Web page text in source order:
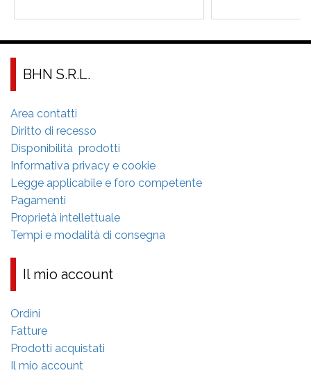
BHN S.R.L.
Area contatti
Diritto di recesso
Disponibilità prodotti
Informativa privacy e cookie
Legge applicabile e foro competente
Pagamenti
Proprietà intellettuale
Tempi e modalità di consegna
Il mio account
Ordini
Fatture
Prodotti acquistati
Il mio account